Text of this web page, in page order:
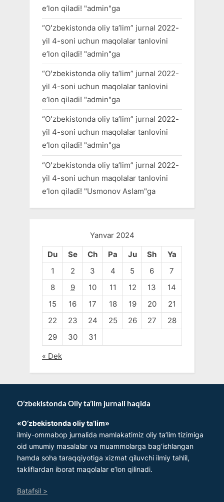
eʼlon qiladi! "admin"ga
“Oʻzbekistonda oliy taʼlim” jurnal 2022-
yil 4-soni uchun maqolalar tanlovini
eʼlon qiladi! "admin"ga
“Oʻzbekistonda oliy taʼlim” jurnal 2022-
yil 4-soni uchun maqolalar tanlovini
eʼlon qiladi! "admin"ga
“Oʻzbekistonda oliy taʼlim” jurnal 2022-
yil 4-soni uchun maqolalar tanlovini
eʼlon qiladi! "admin"ga
“Oʻzbekistonda oliy taʼlim” jurnal 2022-
yil 4-soni uchun maqolalar tanlovini
eʼlon qiladi! "Usmonov Aslam"ga
Yanvar 2024
Du
Se Ch Pa Ju Sh
Ya
1
2 3 4 5 6
7
8
9 10 11 12 13
14
15
16 17 18 19 20
21
22
23 24 25 26 27
28
29
30
31
« Dek
O’zbekistonda Oliy ta’lim jurnali haqida
«O‘zbеkistonda oliy ta’lim»
ilmiy-ommabop jurnalida mamlakatimiz oliy ta’lim tizimiga
oid umumiy masalalar va muammolarga bag‘ishlangan
hamda soha taraqqiyotiga xizmat qiluvchi ilmiy tahlil,
takliflardan iborat maqolalar e’lon qilinadi.
Batafsil >